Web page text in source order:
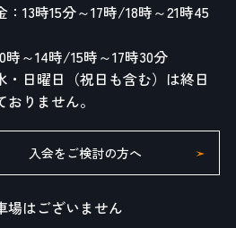
：13時15分～17時/18時～21時45
時～14時/15時～17時30分
日曜日（祝日も含む）は終日
おりません。
入会をご検討の方へ
場はございません